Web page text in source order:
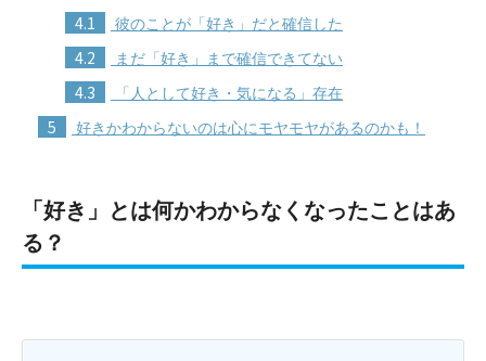
4.1 彼のことが「好き」だと確信した
4.2 まだ「好き」まで確信できてない
4.3 「人として好き・気になる」存在
5 好きかわからないのは心にモヤモヤがあるのかも！
「好き」とは何かわからなくなったことはあ
る？